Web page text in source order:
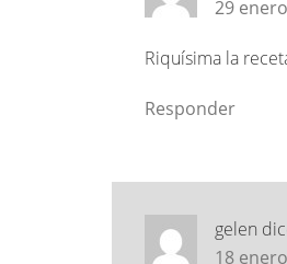
29
Riquísima la
Responder
gelen
18